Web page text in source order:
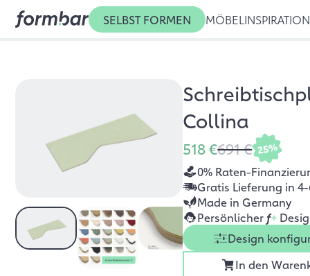
SELBST FORMEN MÖBEL INSPIRATION
Collina
518 €691 € 25%
0% Raten-
Gratis Lieferung in
Made in Germany
Persönlicher f+
Design
In den